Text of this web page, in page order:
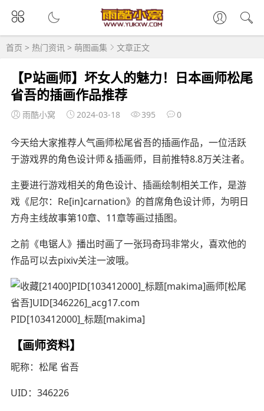
首页 > 热门资讯 > 萌图画集 文章正文
【P站画师】坏女人的魅力！日本画师松尾
省吾的插画作品推荐
雨酷小窝 2024-03-18 395 0
今天给大家推荐人气画师松尾省吾的插画作品，一位活跃
于游戏界的角色设计师＆插画师，目前推特8.8万关注者。
主要进行游戏相关的角色设计、插画绘制相关工作，是游
戏《尼尔：Re[in]carnation》的首席角色设计师，为明日
方舟主线故事第10章、11章等画过插图。
之前《电锯人》播出时画了一张玛奇玛非常火，喜欢他的
作品可以去pixiv关注一波哦。
PID[103412000]_标题[makima]
【画师资料】
昵称：松尾 省吾
UID：346226